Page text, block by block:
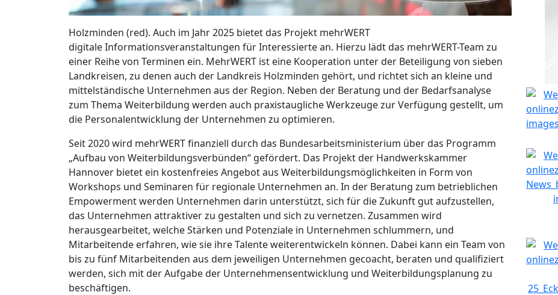
Holzminden (red). Auch im Jahr 2025 bietet das Projekt mehrWERT
digitale Informationsveranstaltungen für Interessierte an. Hierzu lädt das mehrWERT-Team zu
einer Reihe von Terminen ein. MehrWERT ist eine Kooperation unter der Beteiligung von sieben
Landkreisen, zu denen auch der Landkreis Holzminden gehört, und richtet sich an kleine und
mittelständische Unternehmen aus der Region. Neben der Beratung und der Bedarfsanalyse
zum Thema Weiterbildung werden auch praxistaugliche Werkzeuge zur Verfügung gestellt, um
die Personalentwicklung der Unternehmen zu optimieren.
Seit 2020 wird mehrWERT finanziell durch das Bundesarbeitsministerium über das Programm
„Aufbau von Weiterbildungsverbünden“ gefördert. Das Projekt der Handwerkskammer
Hannover bietet ein kostenfreies Angebot aus Weiterbildungsmöglichkeiten in Form von
Workshops und Seminaren für regionale Unternehmen an. In der Beratung zum betrieblichen
Empowerment werden Unternehmen darin unterstützt, sich für die Zukunft gut aufzustellen,
das Unternehmen attraktiver zu gestalten und sich zu vernetzen. Zusammen wird
herausgearbeitet, welche Stärken und Potenziale in Unternehmen schlummern, und
Mitarbeitende erfahren, wie sie ihre Talente weiterentwickeln können. Dabei kann ein Team von
bis zu fünf Mitarbeitenden aus dem jeweiligen Unternehmen gecoacht, beraten und qualifiziert
werden, sich mit der Aufgabe der Unternehmensentwicklung und Weiterbildungsplanung zu
beschäftigen.